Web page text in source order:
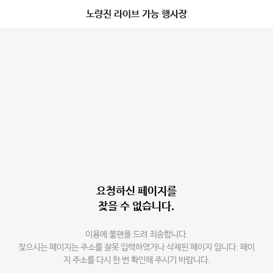
노량진 라이브 가능 행사장
요청하신 페이지를
찾을 수 없습니다.
이용에 불편을 드려 죄송합니다.
찾으시는 페이지는 주소를 잘못 입력하였거나 삭제된 페이지 입니다. 페이
지 주소를 다시 한 번 확인해 주시기 바랍니다.